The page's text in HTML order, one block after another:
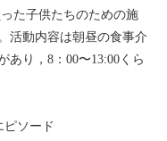
た子供たちのための施
活動内容は朝昼の食事介
あり，8：00〜13:00くら
ソード